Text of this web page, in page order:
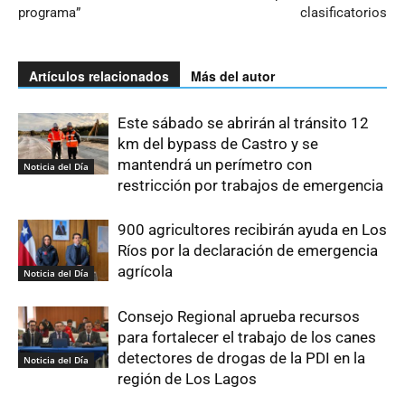
programa”
clasificatorios
Artículos relacionados Más del autor
Noticia del Día
Este sábado se abrirán al tránsito 12
km del bypass de Castro y se
mantendrá un perímetro con
restricción por trabajos de emergencia
Noticia del Día
900 agricultores recibirán ayuda en Los
Ríos por la declaración de emergencia
agrícola
Noticia del Día
Consejo Regional aprueba recursos
para fortalecer el trabajo de los canes
detectores de drogas de la PDI en la
región de Los Lagos